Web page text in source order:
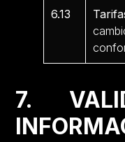
6.13
7.